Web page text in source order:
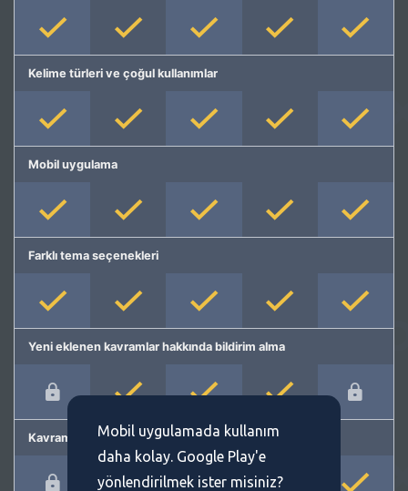
Kelime türleri ve çoğul kullanımlar
Mobil uygulama
Farklı tema seçenekleri
Yeni eklenen kavramlar hakkında bildirim alma
Kavram önermeMobil uygulamada kullanım
daha kolay. Google Play'e
yönlendirilmek ister misiniz?